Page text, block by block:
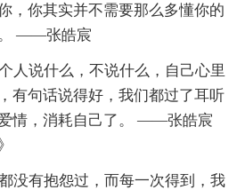
，你其实并不需要那么多懂你的
。 ——张皓宸
人说什么，不说什么，自己心里
有句话说得好，我们都过了耳听
情，消耗自己了。 ——张皓宸
没有抱怨过，而每一次得到，我